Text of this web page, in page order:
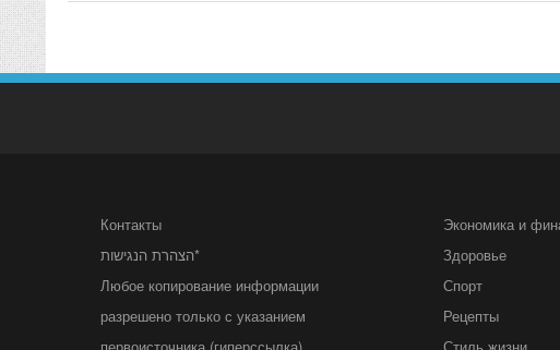
Контакты
הצהרת הנגישות*
Любое копирование информации
разрешено только с указанием
Экономика и
Здоровье
Спорт
Рецепты